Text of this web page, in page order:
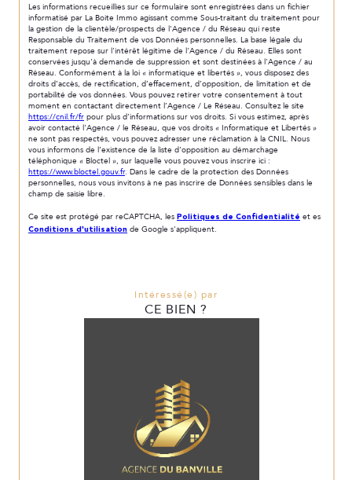
Les informations recueillies sur ce formulaire sont enregistrées dans un fichier
informatisé par La Boite Immo agissant comme Sous-traitant du traitement pour
la gestion de la clientèle/prospects de l'Agence / du Réseau qui reste
Responsable du Traitement de vos Données personnelles. La base légale du
traitement repose sur l'intérêt légitime de l'Agence / du Réseau. Elles sont
conservées jusqu'à demande de suppression et sont destinées à l'Agence / au
Réseau. Conformément à la loi « informatique et libertés », vous disposez des
droits d’accès, de rectification, d’effacement, d’opposition, de limitation et de
portabilité de vos données. Vous pouvez retirer votre consentement à tout
moment en contactant directement l’Agence / Le Réseau. Consultez le site
https://cnil.fr/fr pour plus d’informations sur vos droits. Si vous estimez, après
avoir contacté l'Agence / le Réseau, que vos droits « Informatique et Libertés »
ne sont pas respectés, vous pouvez adresser une réclamation à la CNIL. Nous
vous informons de l’existence de la liste d'opposition au démarchage
téléphonique « Bloctel », sur laquelle vous pouvez vous inscrire ici :
https://www.bloctel.gouv.fr. Dans le cadre de la protection des Données
personnelles, nous vous invitons à ne pas inscrire de Données sensibles dans le
champ de saisie libre.
Ce site est protégé par reCAPTCHA, les Politiques de Confidentialité et es
Conditions d'utilisation de Google s'appliquent.
Intéressé(e) par
CE BIEN ?